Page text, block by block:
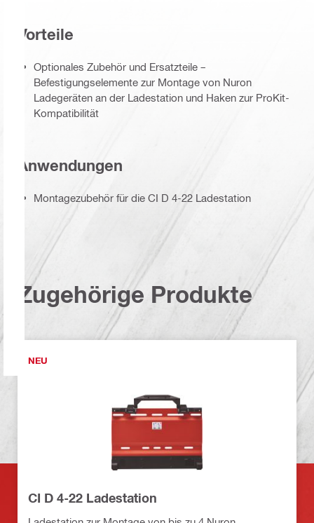
Vorteile
Optionales Zubehör und Ersatzteile –
Befestigungselemente zur Montage von Nuron
Ladegeräten an der Ladestation und Haken zur ProKit-
Kompatibilität
Anwendungen
Montagezubehör für die CI D 4-22 Ladestation
Zugehörige Produkte
NEU
CI D 4-22 Ladestation